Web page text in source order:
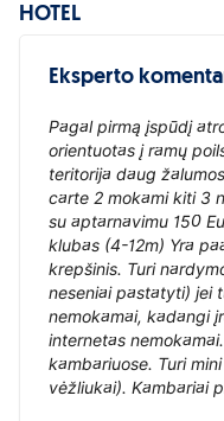
HOTEL
Eksperto
Pagal pirmą įspūdį
orientuotas į ramų
teritorija daug
carte 2 mokami kiti 3
su aptarnavimu 150
klubas (4-12m) Yra
krepšinis. Turi
neseniai pastatyti) jei
nemokamai, kadangi
internetas
kambariuose. Turi
vėžliukai). Kambariai